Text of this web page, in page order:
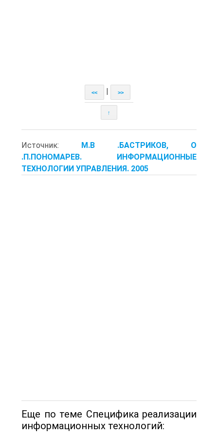
<< >>
↑
Источник: М.В .БАСТРИКОВ, О
.П.ПОНОМАРЕВ. ИНФОРМАЦИОННЫЕ
ТЕХНОЛОГИИ УПРАВЛЕНИЯ. 2005
Еще по теме Специфика реализации
информационных технологий: